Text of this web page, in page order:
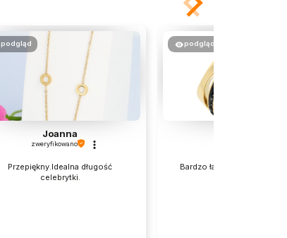
podgląd
Joanna
zweryfikowano
Przepiękny.Idealna długość
celebrytki.
podgląd
Bardzo ładnie wyglądają na